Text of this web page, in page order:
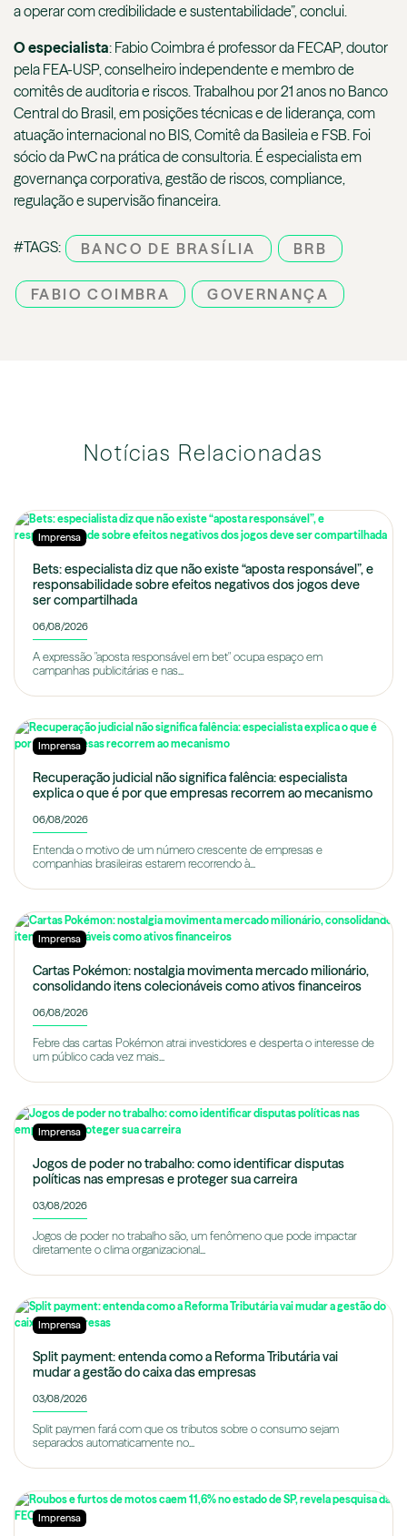
a operar com credibilidade e sustentabilidade”, conclui.
O especialista: Fabio Coimbra é professor da FECAP, doutor
pela FEA-USP, conselheiro independente e membro de
comitês de auditoria e riscos. Trabalhou por 21 anos no Banco
Central do Brasil, em posições técnicas e de liderança, com
atuação internacional no BIS, Comitê da Basileia e FSB. Foi
sócio da PwC na prática de consultoria. É especialista em
governança corporativa, gestão de riscos, compliance,
regulação e supervisão financeira.
#TAGS: BANCO DE BRASÍLIA BRB
FABIO COIMBRA GOVERNANÇA
Notícias Relacionadas
Imprensa
Bets: especialista diz que não existe “aposta responsável”, e
responsabilidade sobre efeitos negativos dos jogos deve
ser compartilhada
06/08/2026
A expressão "aposta responsável em bet" ocupa espaço em
campanhas publicitárias e nas...
Imprensa
Recuperação judicial não significa falência: especialista
explica o que é por que empresas recorrem ao mecanismo
06/08/2026
Entenda o motivo de um número crescente de empresas e
companhias brasileiras estarem recorrendo à...
Imprensa
Cartas Pokémon: nostalgia movimenta mercado milionário,
consolidando itens colecionáveis como ativos financeiros
06/08/2026
Febre das cartas Pokémon atrai investidores e desperta o interesse de
um público cada vez mais...
Imprensa
Jogos de poder no trabalho: como identificar disputas
políticas nas empresas e proteger sua carreira
03/08/2026
Jogos de poder no trabalho são, um fenômeno que pode impactar
diretamente o clima organizacional...
Imprensa
Split payment: entenda como a Reforma Tributária vai
mudar a gestão do caixa das empresas
03/08/2026
Split paymen fará com que os tributos sobre o consumo sejam
separados automaticamente no...
Imprensa